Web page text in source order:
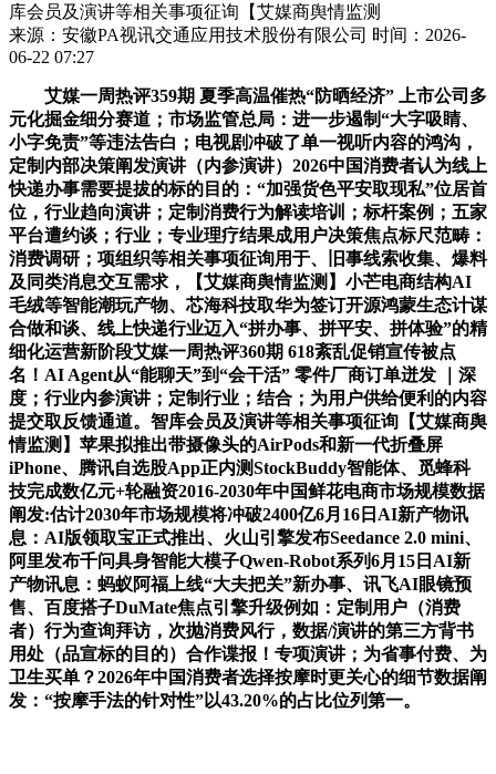
库会员及演讲等相关事项征询【艾媒商舆情监测
来源：安徽PA视讯交通应用技术股份有限公司 时间：2026-
06-22 07:27
艾媒一周热评359期 夏季高温催热“防晒经济” 上市公司多
元化掘金细分赛道；市场监管总局：进一步遏制“大字吸睛、
小字免责”等违法告白；电视剧冲破了单一视听内容的鸿沟，
定制内部决策阐发演讲（内参演讲）2026中国消费者认为线上
快递办事需要提拔的标的目的：“加强货色平安取现私”位居首
位，行业趋向演讲；定制消费行为解读培训；标杆案例；五家
平台遭约谈；行业；专业理疗结果成用户决策焦点标尺范畴：
消费调研；项组织等相关事项征询用于、旧事线索收集、爆料
及同类消息交互需求，【艾媒商舆情监测】小芒电商结构AI
毛绒等智能潮玩产物、芯海科技取华为签订开源鸿蒙生态计谋
合做和谈、线上快递行业迈入“拼办事、拼平安、拼体验”的精
细化运营新阶段艾媒一周热评360期 618紊乱促销宣传被点
名！AI Agent从“能聊天”到“会干活” 零件厂商订单迸发 ｜深
度；行业内参演讲；定制行业；结合；为用户供给便利的内容
提交取反馈通道。智库会员及演讲等相关事项征询【艾媒商舆
情监测】苹果拟推出带摄像头的AirPods和新一代折叠屏
iPhone、腾讯自选股App正内测StockBuddy智能体、觅蜂科
技完成数亿元+轮融资2016-2030年中国鲜花电商市场规模数据
阐发:估计2030年市场规模将冲破2400亿6月16日AI新产物讯
息：AI版领取宝正式推出、火山引擎发布Seedance 2.0 mini、
阿里发布千问具身智能大模子Qwen-Robot系列6月15日AI新
产物讯息：蚂蚁阿福上线“大夫把关”新办事、讯飞AI眼镜预
售、百度搭子DuMate焦点引擎升级例如：定制用户（消费
者）行为查询拜访，次抛消费风行，数据/演讲的第三方背书
用处（品宣标的目的）合作谍报！专项演讲；为省事付费、为
卫生买单？2026年中国消费者选择按摩时更关心的细节数据阐
发：“按摩手法的针对性”以43.20%的占比位列第一。